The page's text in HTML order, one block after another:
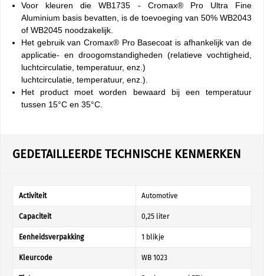
Voor kleuren die WB1735 - Cromax® Pro Ultra Fine
Aluminium basis bevatten, is de toevoeging van 50% WB2043
of WB2045 noodzakelijk.
Het gebruik van Cromax® Pro Basecoat is afhankelijk van de
applicatie- en droogomstandigheden (relatieve vochtigheid,
luchtcirculatie, temperatuur, enz.)
luchtcirculatie, temperatuur, enz.).
Het product moet worden bewaard bij een temperatuur
tussen 15°C en 35°C.
GEDETAILLEERDE TECHNISCHE KENMERKEN
Activiteit Automotive
Capaciteit 0,25 liter
Eenheidsverpakking 1 blikje
Kleurcode WB 1023